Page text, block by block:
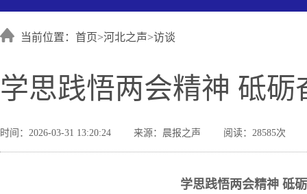
当前位置：首页>河北之声>访谈
学思践悟两会精神 砥砺
时间：2026-03-31 13:20:24 来源：晨报之声 阅读：28585次
学思践悟两会精神 砥